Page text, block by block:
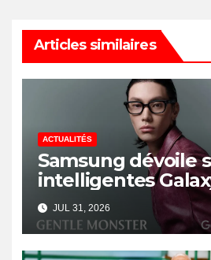
Articles similaires
ACTUALITÉS
Samsung dévoile
intelligentes
Gemini
JUL 31, 2026